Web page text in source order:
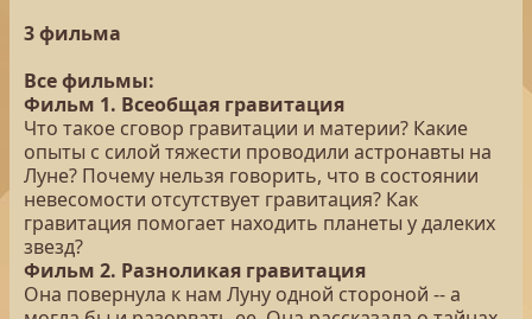
3 фильма
Все фильмы:
Фильм 1. Всеобщая гравитация
Что такое сговор гравитации и материи? Какие
опыты с силой тяжести проводили астронавты на
Луне? Почему нельзя говорить, что в состоянии
невесомости отсутствует гравитация? Как
гравитация помогает находить планеты у далеких
звезд?
Фильм 2. Разноликая гравитация
Она повернула к нам Луну одной стороной -- а